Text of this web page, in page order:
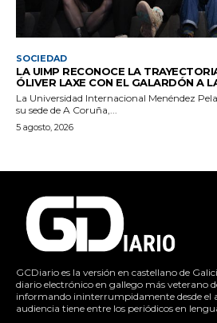
SOCIEDAD
LA UIMP RECONOCE LA
ÓLIVER LAXE CON EL GALARDÓN A
La Universidad Internacional Menéndez
su sede de A Coruña,...
5 agosto, 2026
GCDiario es la versión en castellano de
diario electrónico en gallego más veterano
informando ininterrumpidamente desde el
audiencia tiene entre los periódicos en